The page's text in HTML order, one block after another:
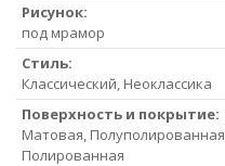
Рисунок:
под мрамор
Стиль:
Классический, Неоклассика
Поверхность и покрытие:
Матовая, Полуполированная,
Полированная